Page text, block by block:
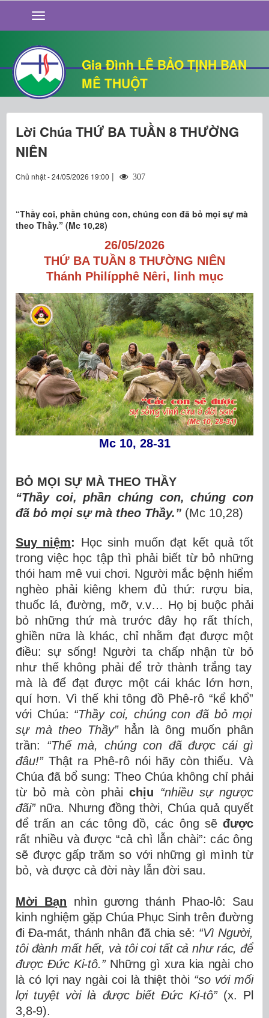
Gia Đình LÊ BẢO TỊNH BAN
MÊ THUỘT
GIỚI THIỆU
TIN TỨC
SỐNG ĐẠO
CHUYỆN NHÀ
QUÁN VĂN
THƯ GIÃN
Lời Chúa THỨ BA TUẦN 8 THƯỜNG
NIÊN
Chủ nhật - 24/05/2026 19:00 | 307
“Thầy coi, phần chúng con, chúng con đã bỏ mọi sự mà
theo Thầy.” (Mc 10,28)
26/05/2026
THỨ BA TUẦN 8 THƯỜNG NIÊN
Thánh Philípphê Nêri, linh mục
Mc 10, 28-31
BỎ MỌI SỰ MÀ THEO THẦY
“Thầy coi, phần chúng con, chúng con
đã bỏ mọi sựmà theo Thầy.” (Mc 10,28)
Suy niệm: Học sinh muốnđạt kết quảtốt
trong việc học tập thì phải biết từbỏnhững
thói ham mê vui chơi. Người mắc bệnh hiểm
nghèo phải kiêng khemđủ thứ: rượu bia,
thuốc l á, đường, mỡ, v.v… Họbị buộc phải
bỏ những thứmàtrướcđây họrất thích,
ghiền nữa l àkhác, chỉnhằm đạt được một
điều: sự sống! Người ta chấp nhận từbỏ
như thếkhông phảiđể trởthành trắng tay
mà à để đạtđược một cái khác l ớn hơn,
quí hơn. Vì thế khi tông đồPhê-rô “kểkhổ”
với Chúa: “Thầy coi, chúng conđã bỏmọi
sựmà theo Thầy”hẳn l à ông muốn phân
trần: “Thếmà, chúng con đã được cái gì
đâu!”Thật ra Phê-rônói hãy còn thiếu. Và
Chúa đã bổ sung: Theo Chúa không chỉphải
từ bỏ màcòn phảichịu “nhiều sựngược
đãi” nữa. Nhưng đồng thời, Chúa quả quyết
để trấn an các tôngđồ, các ông sẽ được
rất nhiều và được“cả chì ẫn chài”: cácông
sẽ được gấp trăm so với những gì mình từ
bỏ, và được cả đời này l ẫn đời sau.
Mời Bạn nhìn gương thánh Phao-lô: Sau
kinh nghiệm gặp Chúa Phục Sinh trên đường
đi Đa-mát, thánh nhânđãchia sẻ: “Vì Người,
tôi đành mất hết, vàtôi coi tất cả nhưrác,để
được Đức Ki-tô.” Những gì xưa kia ngài cho
àcól ợi nay ngài coi l àthiệt thòi “so với mối
lợi tuyệt vời là được biết Đức Ki-tô” (x. Pl
3,8-9).